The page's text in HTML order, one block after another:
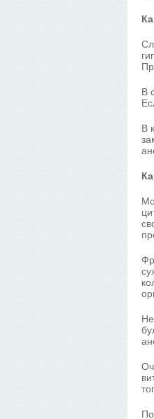
В
В